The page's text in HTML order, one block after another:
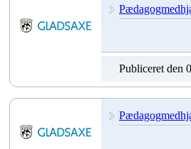
Publiceret den